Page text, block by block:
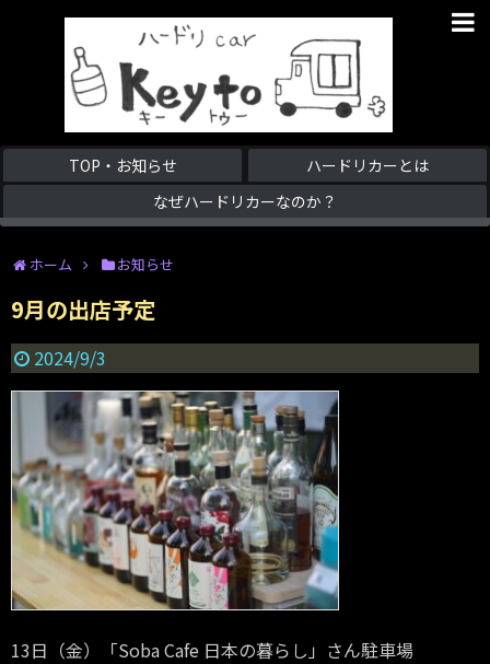
TOP・お知らせ
ハードリカーとは
なぜハードリカーなのか？
ホーム お知らせ
9月の出店予定
2024/9/3
13日（金）「Soba Cafe 日本の暮らし」さん駐車場